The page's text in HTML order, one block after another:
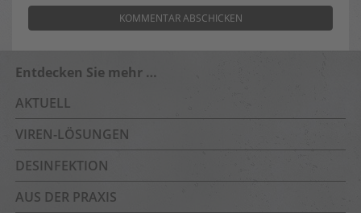
Entdecken Sie mehr …
AKTUELL
VIREN-LÖSUNGEN
DESINFEKTION
AUS DER PRAXIS